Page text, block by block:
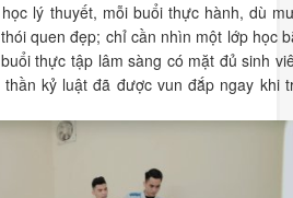
lý thuyết, mỗi buổi thực hành, dù
quen đẹp; chỉ cần nhìn một lớp học
thực tập lâm sàng có mặt đủ sinh
kỷ luật đã được vun đắp ngay khi